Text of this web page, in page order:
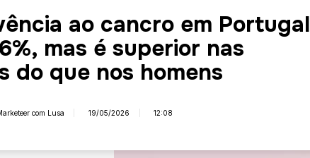
ao cancro em Portugal
mas é superior nas
do que nos homens
com Lusa 19/05/2026 12:08